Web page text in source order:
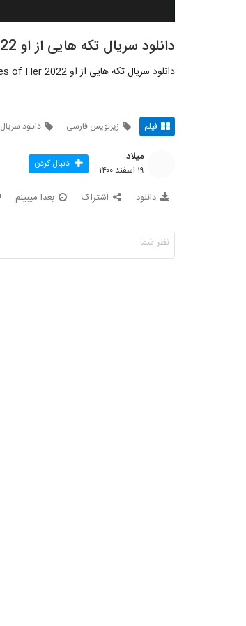
دانلود سریال تکه هایی از او Pieces of Her 2022 قسمت 1
دانلود سریال تکه هایی از او Pieces of Her 2022 قسمت 1 زیرنویس فارسی
فیلم زیرنویس فارسی دانلود سریال
میلاد
۱۹ اسفند ۱۴۰۰ دنبال کردن
دانلود اشتراک بعدا میبینم